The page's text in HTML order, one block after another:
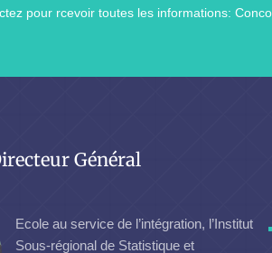
pour rcevoir toutes les informations:
Général
Ecole au service de l’intégration, l’Institut
Sous-régional de Statistique et